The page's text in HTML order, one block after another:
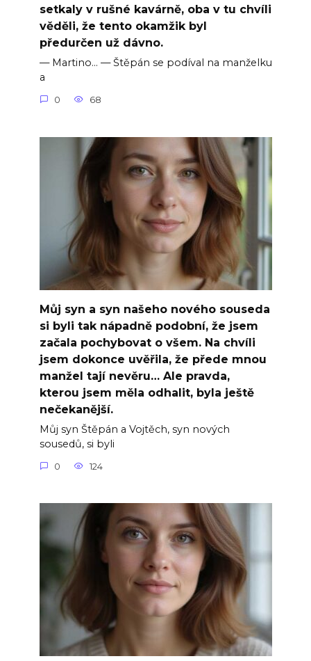
setkaly v rušné kavárně, oba v tu chvíli
věděli, že tento okamžik byl
předurčen už dávno.
— Martino… — Štěpán se podíval na manželku
a
0 68
Můj syn a syn našeho nového souseda
si byli tak nápadně podobní, že jsem
začala pochybovat o všem. Na chvíli
jsem dokonce uvěřila, že přede mnou
manžel tají nevěru… Ale pravda,
kterou jsem měla odhalit, byla ještě
nečekanější.
Můj syn Štěpán a Vojtěch, syn nových
sousedů, si byli
0 124